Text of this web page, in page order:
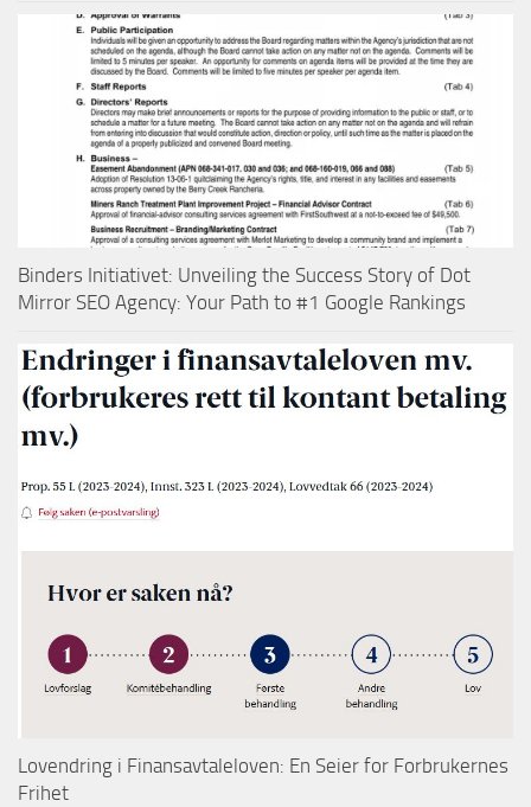
Binders Initiativet: Unveiling the Success Story of Dot
Mirror SEO Agency: Your Path to #1 Google Rankings
Lovendring i Finansavtaleloven: En Seier for Forbrukernes
Frihet